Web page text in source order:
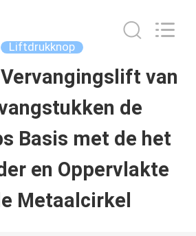
Liftdrukknop
van
de
Basis met de het
en Oppervlakte
Metaalcirkel